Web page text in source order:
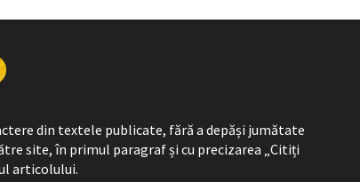
din textele publicate, fără a depăși jumătate
site, în primul paragraf și cu precizarea „Citiți
articolului.